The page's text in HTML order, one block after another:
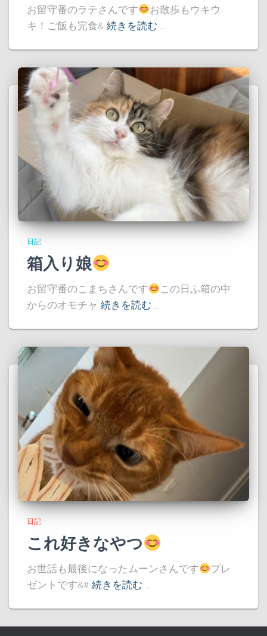
お留守番のラテさんです
お散歩もウキウ
キ！ご飯も完食& 続きを読む …
日記
箱入り娘
お留守番のこまちさんです
この日ふ箱の中
からのオモチャ 続きを読む …
日記
これ好きなやつ
お世話も最後になったムーンさんです
プレ
ゼントです&# 続きを読む …